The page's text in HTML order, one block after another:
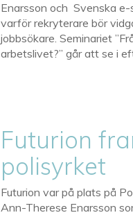
Enarsson och Svenska
varför rekryterare bör
jobbsökare. Seminariet
arbetslivet?” går att se i
Futurion
polisyrket
Futurion var på plats på
Ann-Therese Enarsson